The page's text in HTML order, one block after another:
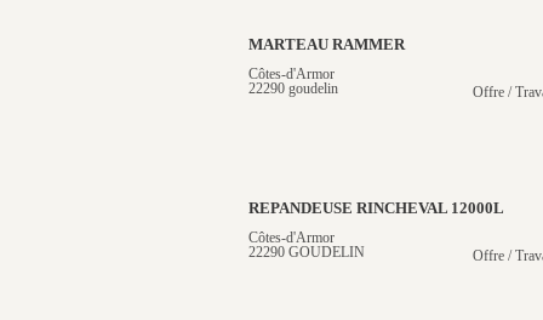
MARTEAU RAMMER
Côtes-d'Armor
22290 goudelin
Offre /
REPANDEUSE RINCHEVAL 12000L
Côtes-d'Armor
22290 GOUDELIN
Offre /